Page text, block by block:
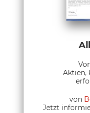
Aktien,
von
Jetzt